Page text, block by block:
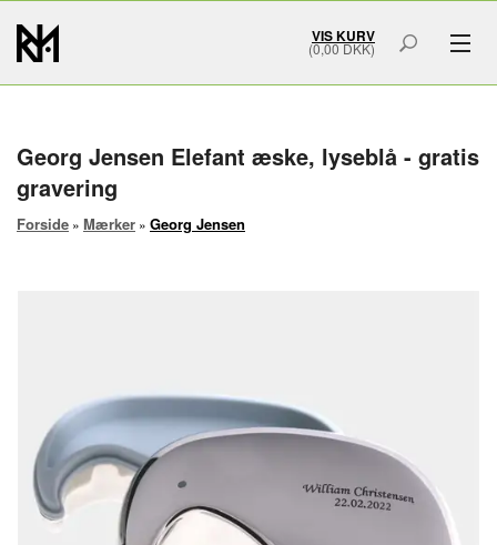
VIS KURV
(0,00 DKK)
MÆRKER
SMYKKER
URSKRIN
FORSIDE OM OS
KONTAKT KØB & BETALING
Georg Jensen Elefant æske, lyseblå - gratis
gravering
Forside » Mærker » Georg Jensen